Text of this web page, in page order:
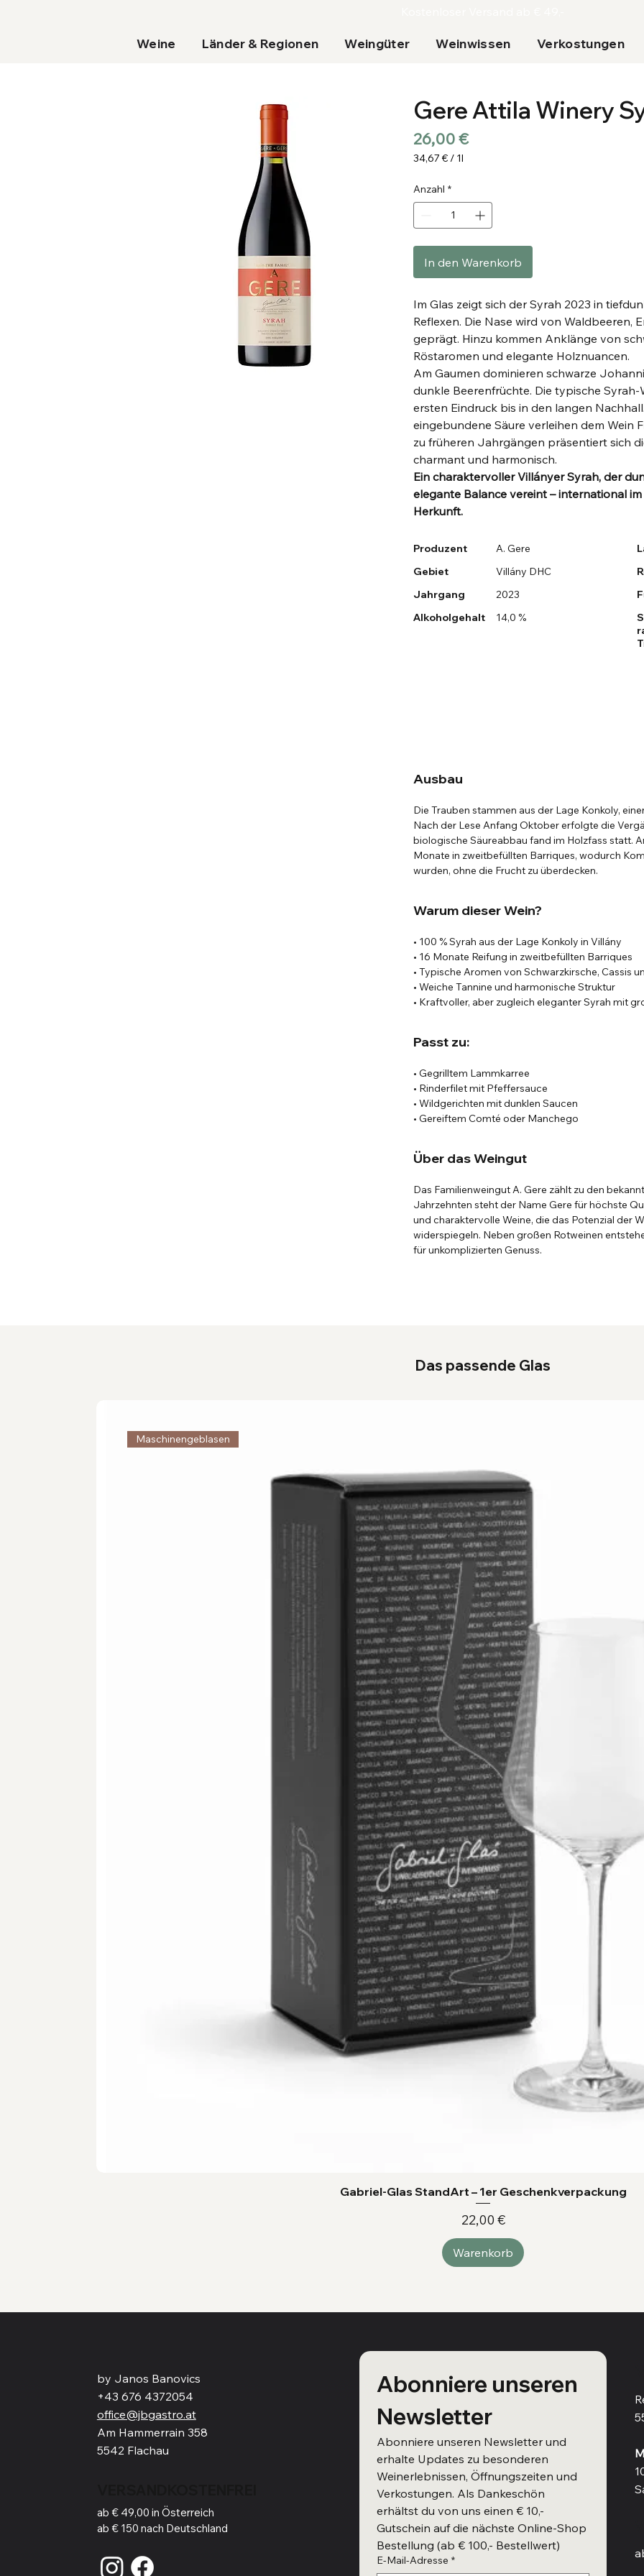
Weine Länder & Regionen Weingüter Weinwissen Verkostungen
Das passende Glas
Maschinengeblasen
Gabriel-Glas StandArt – 1er Geschenkverpackung
Preis
22,00 €
Warenkorb
Gere Attila Winery
26,00 €Preis
34,67 € / 1l
pro
1
Anzahl *
In den Warenkorb
Im Glas zeigt sich der Syrah 2023 in
Reflexen. Die Nase wird von Waldbeeren,
geprägt. Hinzu kommen Anklänge von
Röstaromen und elegante Holznuancen.
Am Gaumen dominieren schwarze
dunkle Beerenfrüchte. Die typische
ersten Eindruck bis in den langen
eingebundene Säure verleihen dem Wein
zu früheren Jahrgängen präsentiert sich
charmant und harmonisch.
Ein charaktervoller Villányer Syrah, der
elegante Balance vereint – international
Herkunft.
Produzent A. Gere
Gebiet
Villány DHC
Jahrgang
2023
Alkoholgehalt
14,0 %
Ausbau
Die Trauben stammen aus der Lage Konkoly,
Nach der Lese Anfang Oktober erfolgte die
biologische Säureabbau fand im Holzfass statt.
Monate in zweitbefüllten Barriques, wodurch
wurden, ohne die Frucht zu überdecken.
Warum dieser Wein?
• 100 % Syrah aus der Lage Konkoly in Villány
• 16 Monate Reifung in zweitbefüllten Barriques
• Typische Aromen von Schwarzkirsche, Cassis
• Weiche Tannine und harmonische Struktur
• Kraftvoller, aber zugleich eleganter Syrah mit
Passt zu:
• Gegrilltem Lammkarree
• Rinderfilet mit Pfeffersauce
• Wildgerichten mit dunklen Saucen
• Gereiftem Comté oder Manchego
Über das Weingut
Das Familienweingut A. Gere zählt zu den
Jahrzehnten steht der Name Gere für höchste
und charaktervolle Weine, die das Potenzial der
widerspiegeln. Neben großen Rotweinen
für unkomplizierten Genuss.
by Janos Banovics
+43 676 4372054
office@jbgastro.at
Am Hammerrain 358
5542 Flachau
ab € 49,00 in Österreich
ab € 150 nach Deutschland
Abonniere unseren
Newsletter
Abonniere unseren Newsletter und
erhalte Updates zu besonderen
Weinerlebnissen, Öffnungszeiten und
Verkostungen. Als Dankeschön
erhältst du von uns einen € 10,-
Gutschein auf die nächste Online-Shop
Bestellung (ab € 100,- Bestellwert)
E-Mail-Adresse *